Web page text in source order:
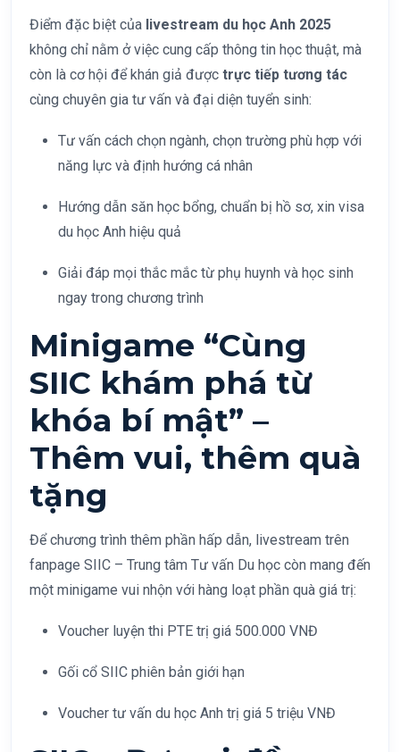
Điểm đặc biệt của livestream du học Anh 2025
không chỉ nằm ở việc cung cấp thông tin học thuật, mà
còn là cơ hội để khán giả được trực tiếp tương tác
cùng chuyên gia tư vấn và đại diện tuyển sinh:
Tư vấn cách chọn ngành, chọn trường phù hợp với
năng lực và định hướng cá nhân
Hướng dẫn săn học bổng, chuẩn bị hồ sơ, xin visa
du học Anh hiệu quả
Giải đáp mọi thắc mắc từ phụ huynh và học sinh
ngay trong chương trình
Minigame “Cùng
SIIC khám phá từ
khóa bí mật” –
Thêm vui, thêm quà
tặng
Để chương trình thêm phần hấp dẫn, livestream trên
fanpage SIIC – Trung tâm Tư vấn Du học còn mang đến
một minigame vui nhộn với hàng loạt phần quà giá trị:
Voucher luyện thi PTE trị giá 500.000 VNĐ
Gối cổ SIIC phiên bản giới hạn
Voucher tư vấn du học Anh trị giá 5 triệu VNĐ